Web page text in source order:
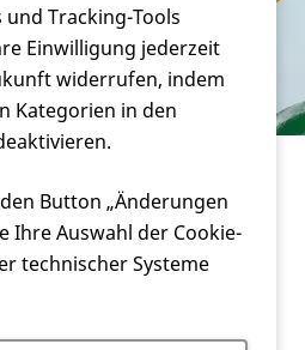
Huntington-Hilfe e.V.
DHH
ist, dass Sie uns
haben.
Tracking-Tools
Einwilligung jederzeit
widerrufen, indem
Kategorien in den
Button „Änderungen
Ihre Auswahl der Cookie-
technischer Systeme